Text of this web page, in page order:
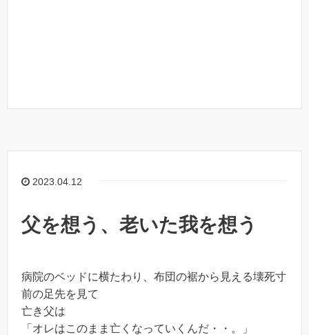
2023.04.12
父を想う、老いた我を想う
病院のベッドに横たわり、布団の裾から見える壊死寸
前の足先を見て
亡き父は
「オレはこのまま亡くなっていくんだ・・。」